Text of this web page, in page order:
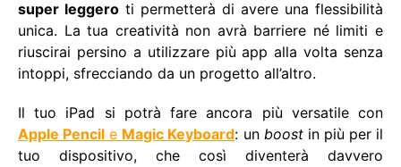
super leggero ti permetterà di avere una flessibilità
unica. La tua creatività non avrà barriere né limiti e
riuscirai persino a utilizzare più app alla volta senza
intoppi, sfrecciando da un progetto all’altro.
Il tuo iPad si potrà fare ancora più versatile con
Apple Pencil e Magic Keyboard: un boostin più per il
tuo dispositivo, che così diventerà davvero